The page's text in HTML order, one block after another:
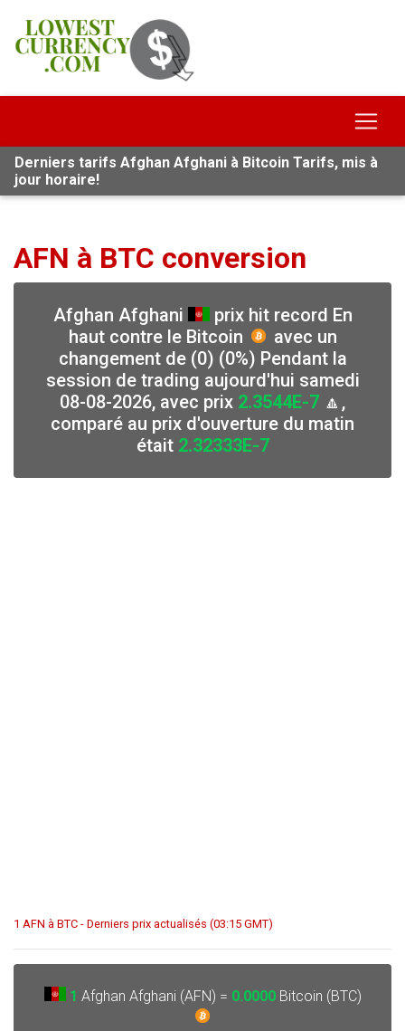
Derniers tarifs Afghan Afghani à Bitcoin Tarifs, mis à
jour horaire!
AFN à BTC conversion
Afghan Afghani
prix hit record En
haut contre le Bitcoin
avec un
changement de (0) (0%) Pendant la
session de trading aujourd'hui samedi
08-08-2026, avec prix 2.3544E-7 🔼,
comparé au prix d'ouverture du matin
était 2.32333E-7
1 AFN à BTC - Derniers prix actualisés (03:15 GMT)
1 Afghan Afghani (AFN) = 0.0000Bitcoin (BTC)